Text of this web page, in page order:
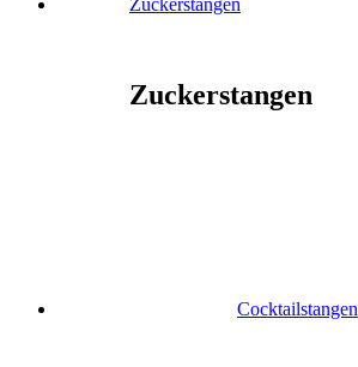
Zuckerstangen
Cocktailstangen